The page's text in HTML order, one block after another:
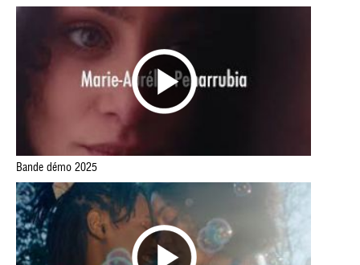
Bande démo 2025